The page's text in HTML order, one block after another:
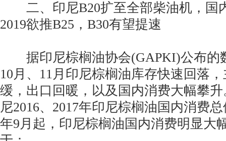
二、印尼B20扩至全部柴油机，国
2019欲推B25，B30有望提速
据印尼棕榈油协会(GAPKI)公布的
10月、11月印尼棕榈油库存快速回落
缓，出口回暖，以及国内消费大幅攀
尼2016、2017年印尼棕榈油国内消费
年9月起，印尼棕榈油国内消费明显大